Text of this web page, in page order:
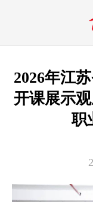
2026年江
开课展示
职